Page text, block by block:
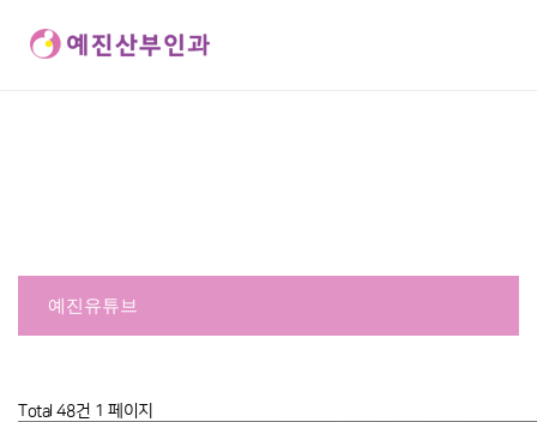
예진유튜브
Total 48건 1 페이지